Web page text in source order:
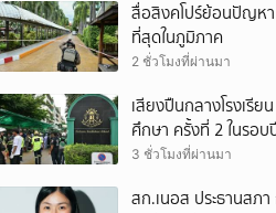
สื่อสิงคโปร์ย้อนปัญหา
ที่สุดในภูมิภาค
2 ชั่วโมงที่ผ่านมา
เสียงปืนกลางโรงเรีย
ศึกษา ครั้งที่ 2 ในรอบ
3 ชั่วโมงที่ผ่านมา
สก.เนอส ประธานสภ